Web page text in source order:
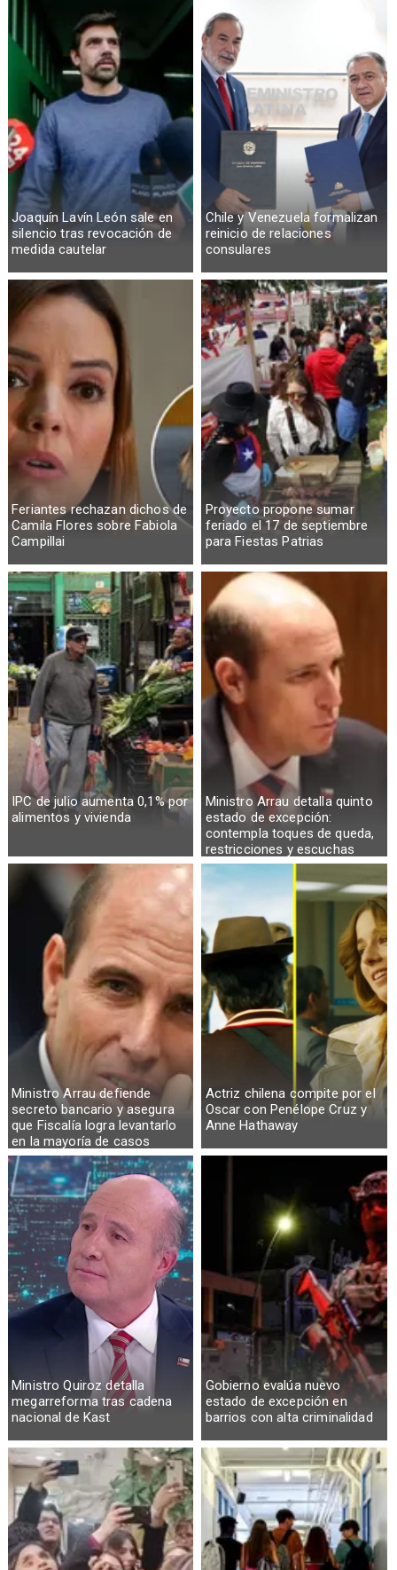
Joaquín Lavín León sale en
silencio tras revocación de
medida cautelar
Chile y Venezuela formalizan
reinicio de relaciones
consulares
Feriantes rechazan dichos de
Camila Flores sobre Fabiola
Campillai
Proyecto propone sumar
feriado el 17 de septiembre
para Fiestas Patrias
IPC de julio aumenta 0,1% por
alimentos y vivienda
Ministro Arrau detalla quinto
estado de excepción:
contempla toques de queda,
restricciones y escuchas
telefónicas en zonas críticas
Ministro Arrau defiende
secreto bancario y asegura
que Fiscalía logra levantarlo
en la mayoría de casos
Actriz chilena compite por el
Oscar con Penélope Cruz y
Anne Hathaway
Ministro Quiroz detalla
megarreforma tras cadena
nacional de Kast
Gobierno evalúa nuevo
estado de excepción en
barrios con alta criminalidad